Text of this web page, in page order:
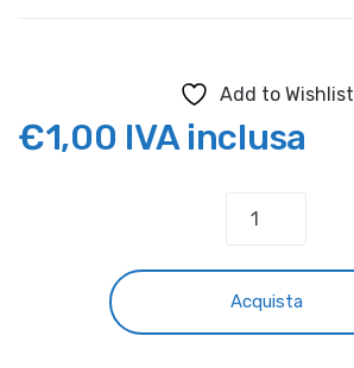
Add to Wishlist
€1,00 IVA inclusa
ARTICOLO
quantità
Acquista